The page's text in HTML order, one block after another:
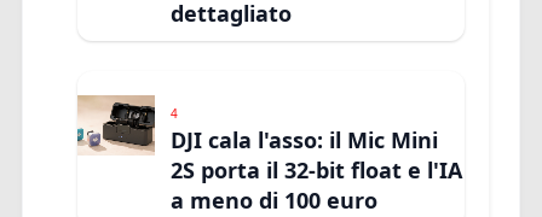
dettagliato
4
DJI cala l'asso: il Mic Mini
2S porta il 32-bit float e l'IA
a meno di 100 euro